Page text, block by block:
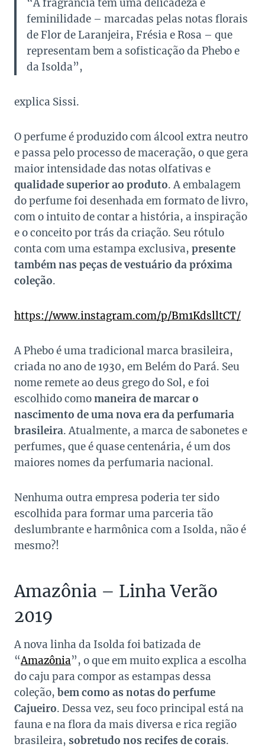
“A fragrância tem uma delicadeza e
feminilidade – marcadas pelas notas florais
de Flor de Laranjeira, Frésia e Rosa – que
representam bem a sofisticação da Phebo e
da Isolda”,
explica Sissi.
O perfume é produzido com álcool extra neutro
e passa pelo processo de maceração, o que gera
maior intensidade das notas olfativas e
qualidade superior ao produto. A embalagem
do perfume foi desenhada em formato de livro,
com o intuito de contar a história, a inspiração
e o conceito por trás da criação. Seu rótulo
conta com uma estampa exclusiva, presente
também nas peças de vestuário da próxima
coleção.
https://www.instagram.com/p/Bm1KdslltCT/
A Phebo é uma tradicional marca brasileira,
criada no ano de 1930, em Belém do Pará. Seu
nome remete ao deus grego do Sol, e foi
escolhido comomaneira de marcar o
nascimento de uma nova era da perfumaria
brasileira. Atualmente, a marca de sabonetes e
perfumes, que é quase centenária, é um dos
maiores nomes da perfumaria nacional.
Nenhuma outra empresa poderia ter sido
escolhida para formar uma parceria tão
deslumbrante e harmônica com a Isolda, não é
mesmo?!
Amazônia – Linha Verão
2019
A nova linha da Isolda foi batizada de
“Amazônia”, o que em muito explica a escolha
do caju para compor as estampas dessa
coleção, bem como as notas do perfume
Cajueiro. Dessa vez, seu foco principal está na
fauna e na flora da mais diversa e rica região
brasileira, sobretudo nos recifes de corais.